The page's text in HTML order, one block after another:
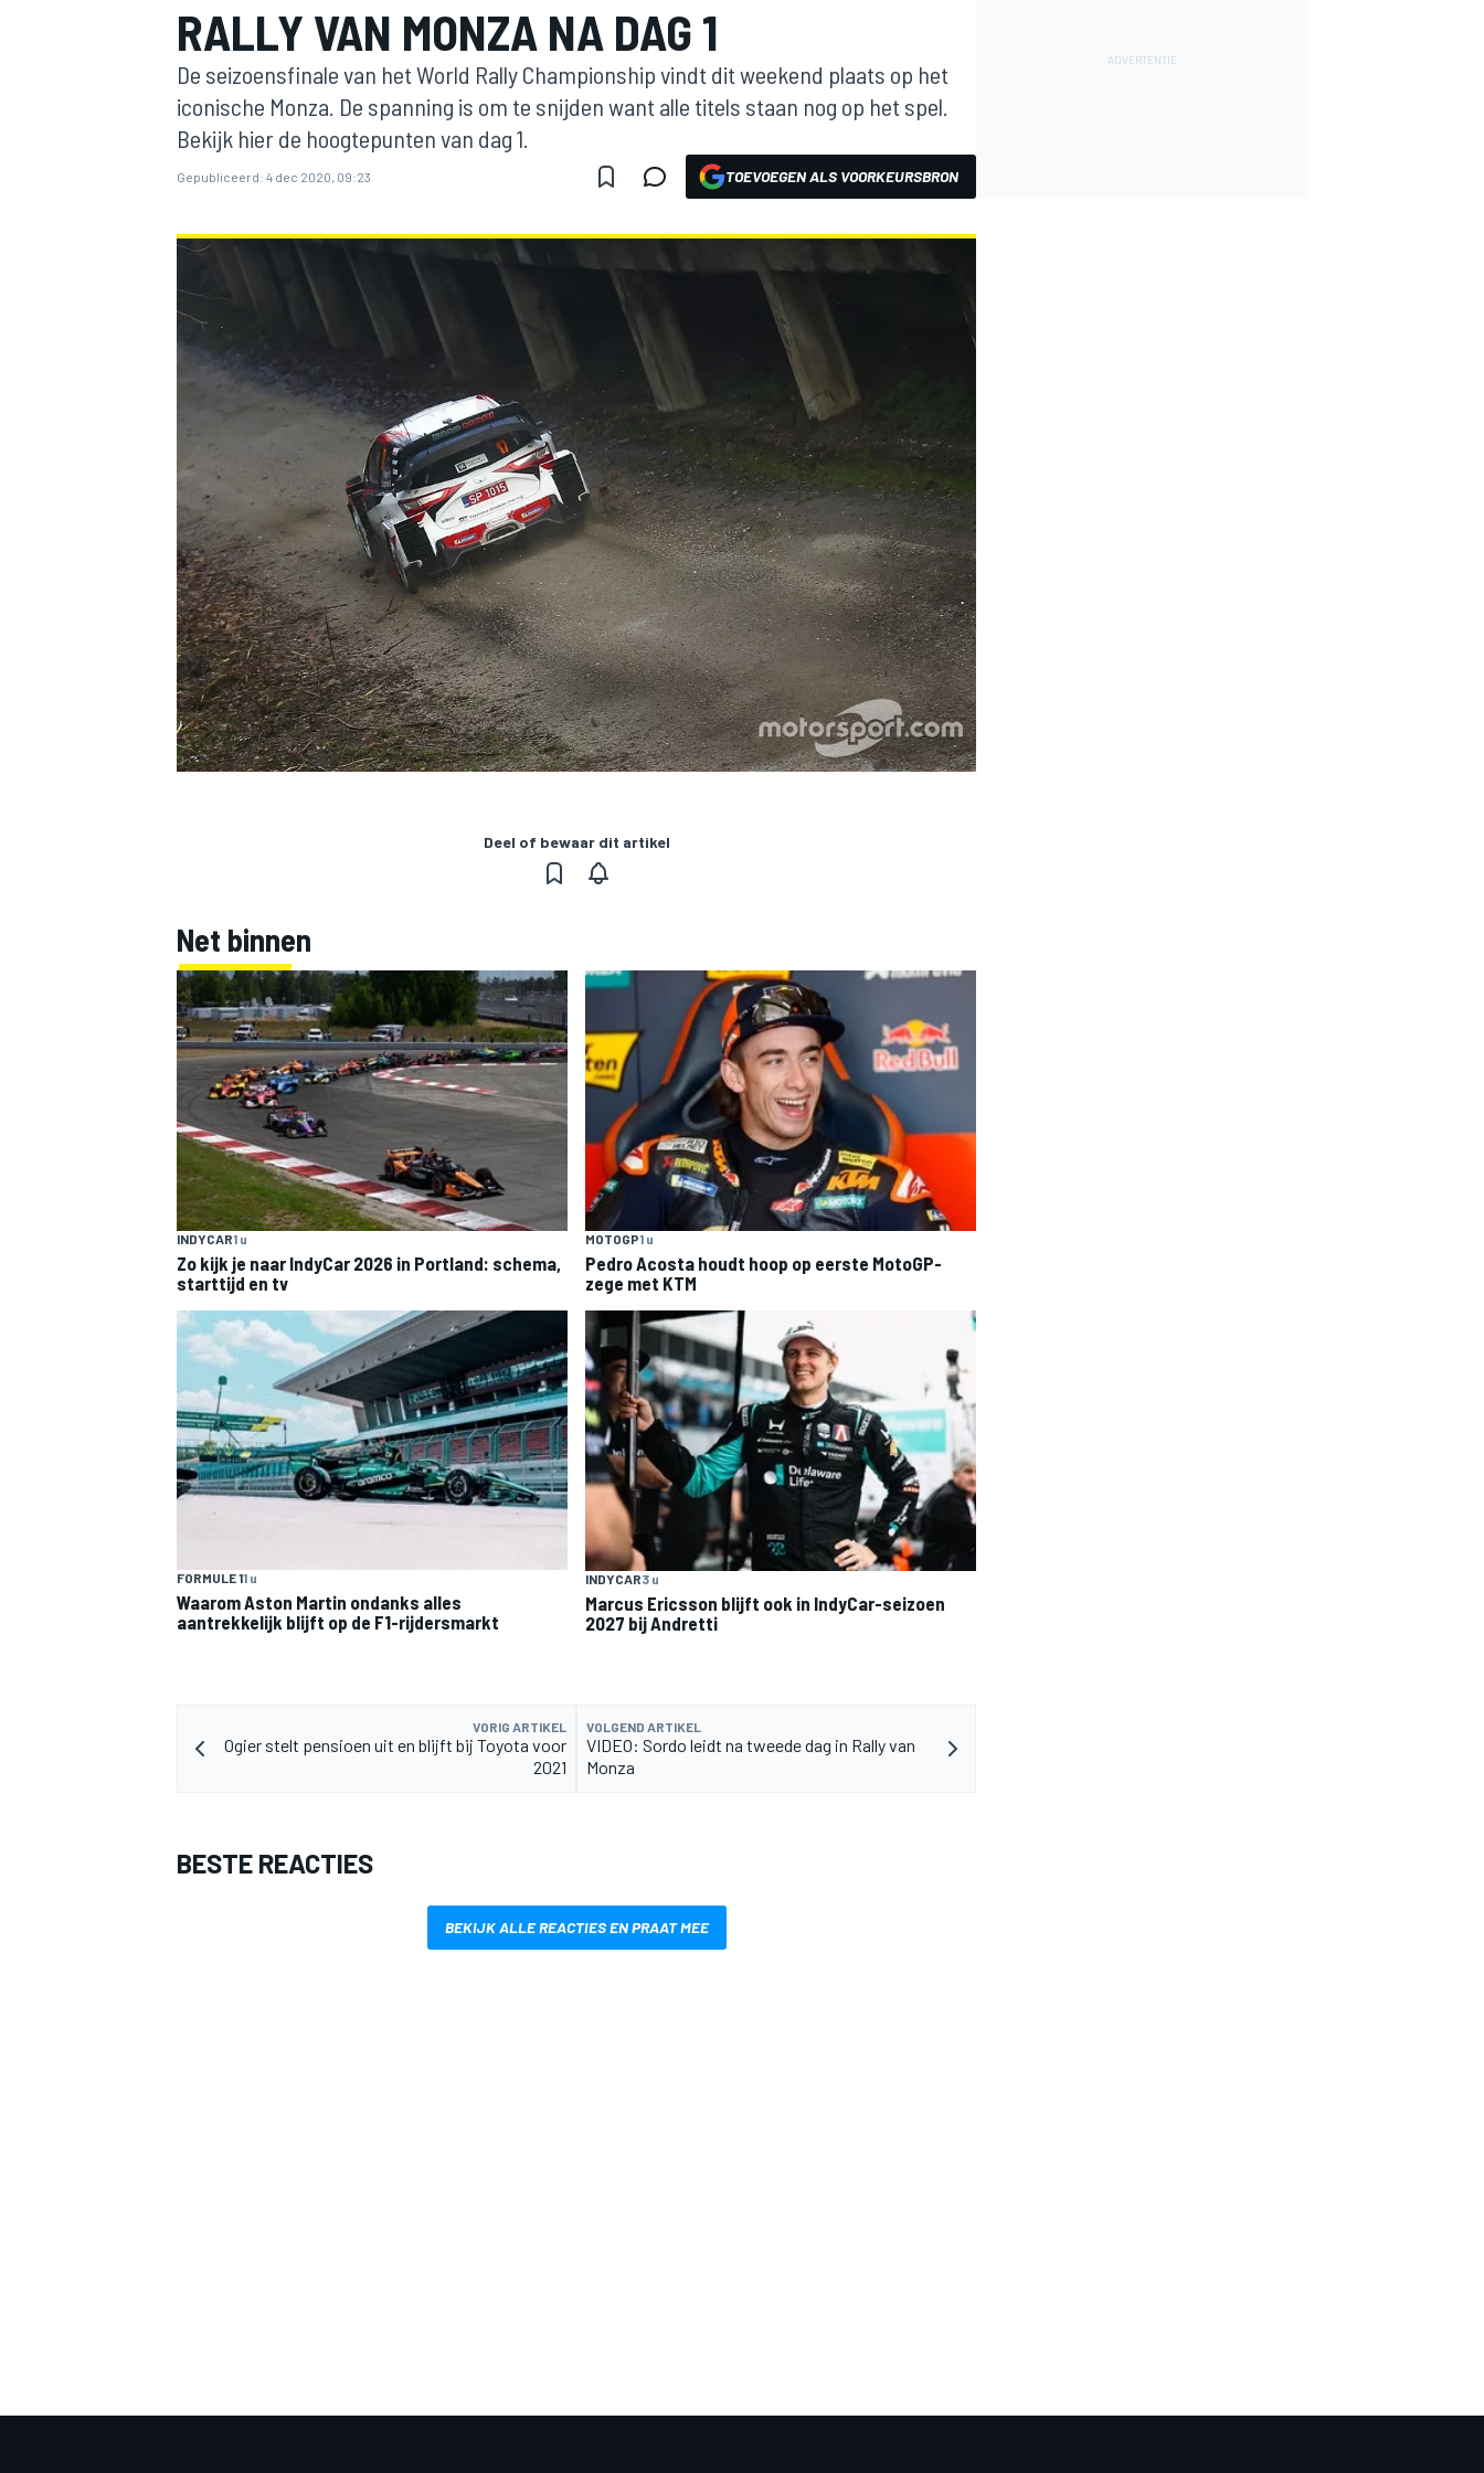
MOTOGP
INDYCAR
RALLY VAN MONZA NA DAG 1
De seizoensfinale van het World Rally Championship vindt dit weekend plaats op het
iconische Monza. De spanning is om te snijden want alle titels staan nog op het spel.
Bekijk hier de hoogtepunten van dag 1.
Gepubliceerd: 4 dec 2020, 09:23 TOEVOEGEN ALS VOORKEURSBRON
Deel of bewaar dit artikel
Net binnen
INDYCAR1 u
Zo kijk je naar IndyCar 2026 in Portland: schema,
starttijd en tv
MOTOGP1 u
Pedro Acosta houdt hoop op eerste MotoGP-
zege met KTM
FORMULE 11 u
Waarom Aston Martin ondanks alles
aantrekkelijk blijft op de F1-rijdersmarkt
INDYCAR3 u
Marcus Ericsson blijft ook in IndyCar-seizoen
2027 bij Andretti
VORIG ARTIKEL
Ogier stelt pensioen uit en blijft bij Toyota voor
2021
VOLGEND ARTIKEL
VIDEO: Sordo leidt na tweede dag in Rally van
Monza
BESTE REACTIES
BEKIJK ALLE REACTIES EN PRAAT MEE